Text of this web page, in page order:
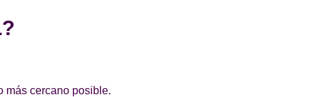
más cercano posible.